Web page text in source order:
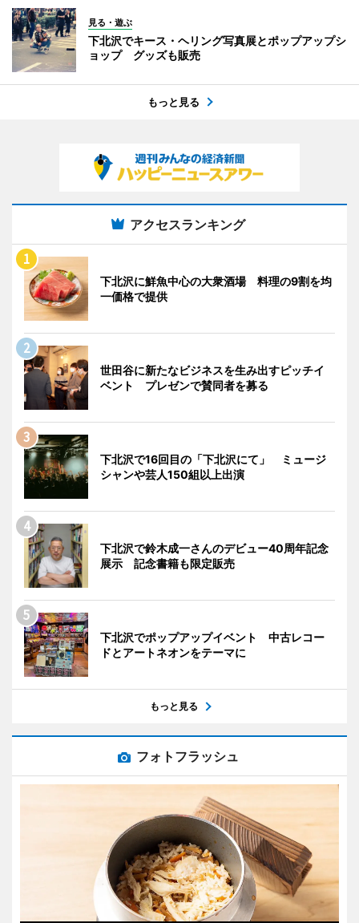
見る・遊ぶ
下北沢でキース・ヘリング写真展とポップアップシ
ョップ グッズも販売
もっと見る
アクセスランキング
下北沢に鮮魚中心の大衆酒場 料理の9割を均
一価格で提供
世田谷に新たなビジネスを生み出すピッチイ
ベント プレゼンで賛同者を募る
下北沢で16回目の「下北沢にて」 ミュージ
シャンや芸人150組以上出演
下北沢で鈴木成一さんのデビュー40周年記念
展示 記念書籍も限定販売
下北沢でポップアップイベント 中古レコー
ドとアートネオンをテーマに
もっと見る
フォトフラッシュ